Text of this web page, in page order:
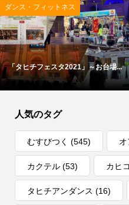
ダンス・フィットネス
「タヒチフェスタ2021」～お台場...
人気のタグ
むすびつく (545)
カクテル(53) カヒ
タヒチアンダンス (16)